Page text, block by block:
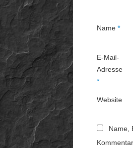
Name *
E-Mail-
Adresse
*
Website
Name,